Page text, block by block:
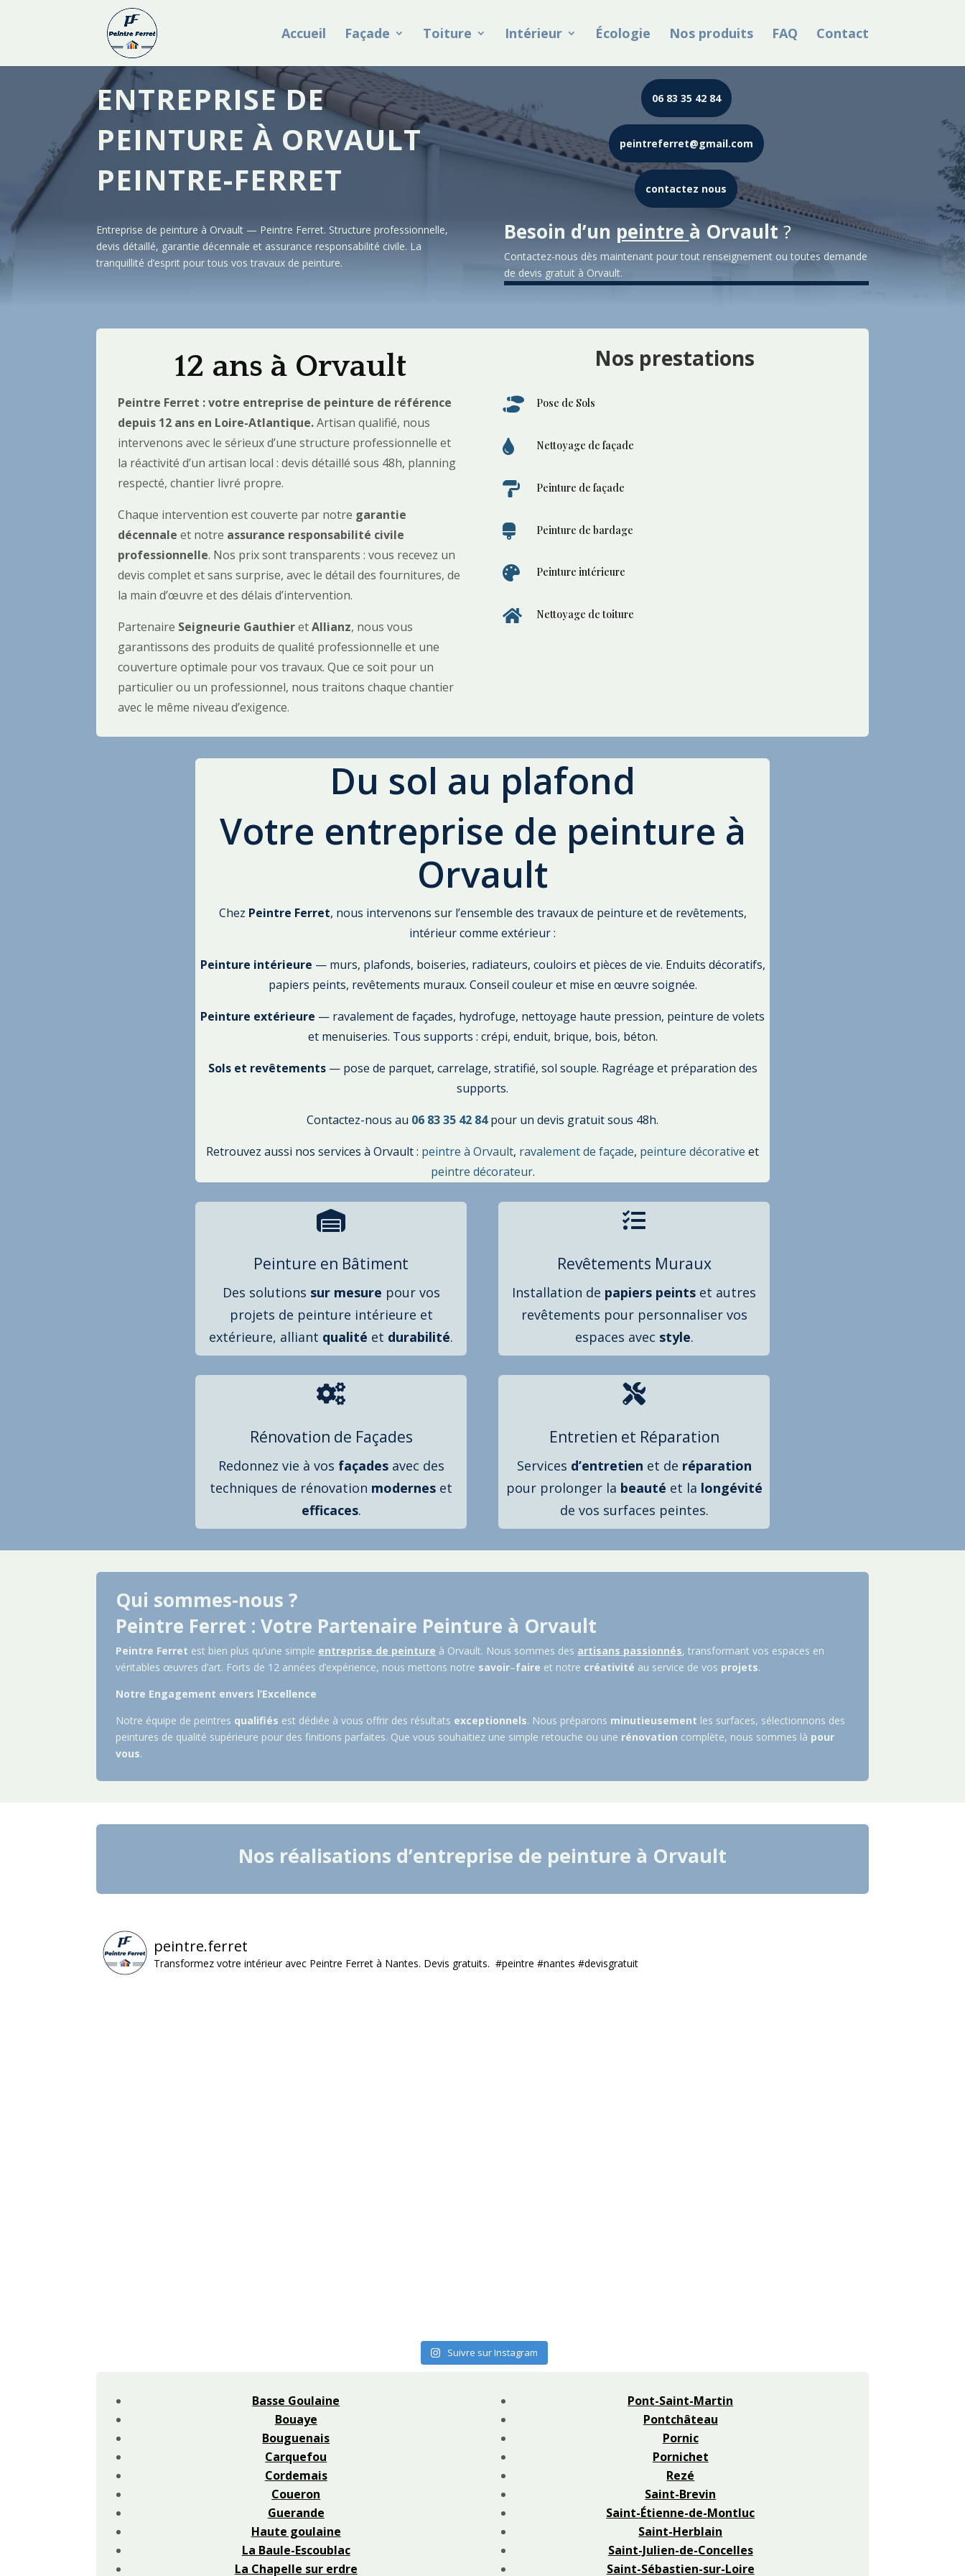
Accueil Façade Toiture Intérieur Écologie Nos produits FAQ Contact
ENTREPRISE DE
PEINTURE À ORVAULT
PEINTRE-FERRET
Entreprise de peinture à Orvault — Peintre Ferret. Structure professionnelle,
devis détaillé, garantie décennale et assurance responsabilité civile. La
tranquillité d’esprit pour tous vos travaux de peinture.
06 83 35 42 84
peintreferret@gmail.com
contactez nous
Besoin d’un peintre à Orvault?
Contactez-nous dès maintenant pour tout renseignement ou toutes demande
de devis gratuit à Orvault.
12 ans à Orvault
Peintre Ferret : votre entreprise de peinture de référence
depuis 12 ans en Loire-Atlantique.Artisan qualifié, nous
intervenons avec le sérieux d’une structure professionnelle et
la réactivité d’un artisan local : devis détaillé sous 48h, planning
respecté, chantier livré propre.
Chaque intervention est couverte par notre garantie
décennale et notre assurance responsabilité civile
professionnelle. Nos prix sont transparents : vous recevez un
devis complet et sans surprise, avec le détail des fournitures, de
la main d’œuvre et des délais d’intervention.
Partenaire Seigneurie GauthieretAllianz, nous vous
garantissons des produits de qualité professionnelle et une
couverture optimale pour vos travaux. Que ce soit pour un
particulier ou un professionnel, nous traitons chaque chantier
avec le même niveau d’exigence.
Nos prestations
 Pose de Sols
 Nettoyage de façade
 Peinture de façade
 Peinture de bardage
 Peinture intérieure
 Nettoyage de toiture
Du sol au plafond
Votre entreprise de peinture à
Orvault
Chez Peintre Ferret, nous intervenons sur l’ensemble des travaux de peinture et de revêtements,
intérieur comme extérieur :
Peinture intérieure — murs, plafonds, boiseries, radiateurs, couloirs et pièces de vie. Enduits décoratifs,
papiers peints, revêtements muraux. Conseil couleur et mise en œuvre soignée.
Peinture extérieure — ravalement de façades, hydrofuge, nettoyage haute pression, peinture de volets
et menuiseries. Tous supports : crépi, enduit, brique, bois, béton.
Sols et revêtements— pose de parquet, carrelage, stratifié, sol souple. Ragréage et préparation des
supports.
Contactez-nous au 06 83 35 42 84pour un devis gratuit sous 48h.
Retrouvez aussi nos services à Orvault : peintre à Orvault, ravalement de façade, peinture décorative et
peintre décorateur.

Peinture en Bâtiment
Des solutions sur mesure pour vos
projets de peinture intérieure et
extérieure, alliant qualité et durabilité.

Revêtements Muraux
Installation de papiers peints et autres
revêtements pour personnaliser vos
espaces avec style.

Rénovation de Façades
Redonnez vie à vos façadesavec des
techniques de rénovation modernes et
efficaces.

Entretien et Réparation
Services d’entretien et de réparation
pour prolonger la beauté et la longévité
de vos surfaces peintes.
Qui sommes-nous ?
Peintre Ferret : Votre Partenaire Peinture à Orvault
Peintre Ferret est bien plus qu’une simple entreprise de peinture à Orvault. Nous sommes des artisans passionnés, transformant vos espaces en
véritables œuvres d’art. Forts de 12 années d’expérience, nous mettons notre savoir–faire et notre créativité au service de vos projets.
Notre Engagement envers l’Excellence
Notre équipe de peintres qualifiés est dédiée à vous offrir des résultats exceptionnels. Nous préparons minutieusement les surfaces, sélectionnons des
peintures de qualité supérieure pour des finitions parfaites. Que vous souhaitiez une simple retouche ou une rénovation complète, nous sommes là pour
vous.
Nos réalisations d’entreprise de peinture à Orvault
peintre.ferret
Transformez votre intérieur avec Peintre Ferret à Nantes. Devis gratuits. ️ #peintre #nantes #devisgratuit
Suivre sur Instagram
Basse Goulaine
Bouaye
Bouguenais
Carquefou
Cordemais
Coueron
Guerande
Haute goulaine
La Baule-Escoublac
La Chapelle sur erdre
Pont-Saint-Martin
Pontchâteau
Pornic
Pornichet
Rezé
Saint-Brevin
Saint-Étienne-de-Montluc
Saint-Herblain
Saint-Julien-de-Concelles
Saint-Sébastien-sur-Loire